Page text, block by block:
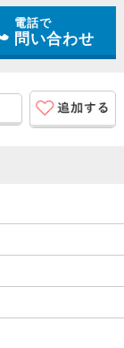
電話で
問い合わせ